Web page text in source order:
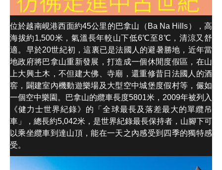
位於越南峴港西面約45公里的巴拿山（Ba Na Hills），高
海拔約1,500米，氣溫長年較山下低6℃至8℃，清涼又舒
適。早於20世紀初，這裏已是法國人的避暑勝地，近年當
地政府將巴拿山重新發展，打造成一個休閒度假區，在山
上大興土木，不但建大佛、寺廟，還重修昔日法國人的酒
窖，闢建室內機動遊樂場及大型空中城堡度假村等，儼如
一個空中樂園。巴拿山的纜車長度5801米，2009年被列入
《健力士世界紀錄》的「全球最長及落差最大的單纜吊
車」，總長約5,042米，是世界紀錄最長保持者，山腳下可
以乘坐纜車到達山頂，能在一天之內感受到四季的獨特感
受。